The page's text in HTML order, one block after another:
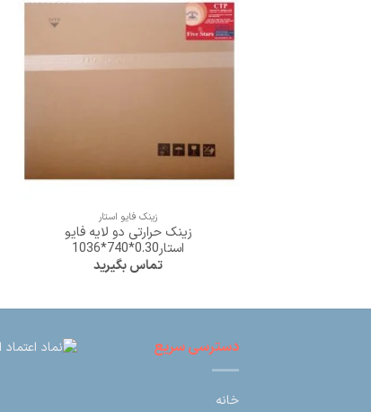
+
زینک فایو استار
زینک حرارتی دو لایه فایو
استار0.30*740*1036
تماس بگیرید
دسترسی سریع
خانه